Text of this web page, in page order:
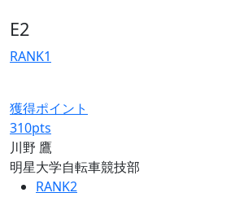
E2
RANK1
獲得ポイント
310pts
川野 鷹
明星大学自転車競技部
RANK2